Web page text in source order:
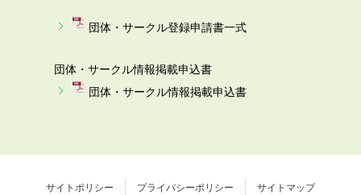
団体・サークル登録申請書一式
団体・サークル情報掲載申込書
団体・サークル情報掲載申込書
サイトポリシー プライバシーポリシー サイトマップ